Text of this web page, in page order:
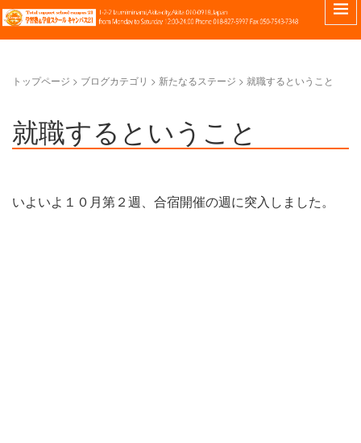
トップページ > ブログカテゴリ > 新たなるステージ > 就職するということ
就職するということ
いよいよ１０月第２週、合宿開催の週に突入しました。